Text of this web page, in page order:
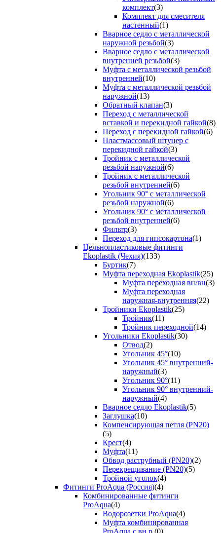
комплект(3)
Комплект для смесителя
настенный(1)
Вварное седло с металлической
наружной резьбой(3)
Вварное седло с металлической
внутренней резьбой(3)
Муфта с металлической резьбой
внутренней(10)
Муфта с металлической резьбой
наружной(13)
Обратный клапан(3)
Переход с металлической
вставкой и перекидной гайкой(8)
Переход с перекидной гайкой(6)
Пластмассовый штуцер с
перекидной гайкой(3)
Тройник с металлической
резьбой наружной(6)
Тройник с металлической
резьбой внутренней(6)
Угольник 90° с металлической
резьбой наружной(6)
Угольник 90° с металлической
резьбой внутренней(6)
Фильтр(3)
Переход для гипсокартона(1)
Цельнопластиковые фитинги
Ekoplastik (Чехия)(133)
Буртик(7)
Муфта переходная Ekoplastik(25)
Муфта переходная вн/вн(3)
Муфта переходная
наружная-внутренняя(22)
Тройники Ekoplastik(25)
Тройник(11)
Тройник переходной(14)
Угольники Ekoplastik(30)
Отвод(2)
Угольник 45°(10)
Угольник 45° внутренний-
наружный(3)
Угольник 90°(11)
Угольник 90° внутренний-
наружный(4)
Вварное седло Ekoplastik(5)
Заглушка(10)
Компенсирующая петля (PN20)
(5)
Крест(4)
Муфта(11)
Обвод раструбный (PN20)(2)
Перекрещивание (PN20)(5)
Тройной уголок(4)
Фитинги ProAqua (Россия)(4)
Комбинированные фитинги
ProAqua(4)
Водорозетки ProAqua(4)
Муфта комбинированная